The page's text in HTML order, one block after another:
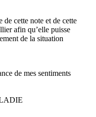
de cette note et de cette
afin qu’elle puisse
de la situation
de mes sentiments